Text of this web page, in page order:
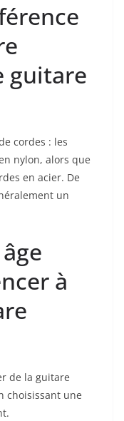
guitare
cordes : les
nylon, alors ‌que
en acier. De
un
à
de la guitare
choisissant ​une